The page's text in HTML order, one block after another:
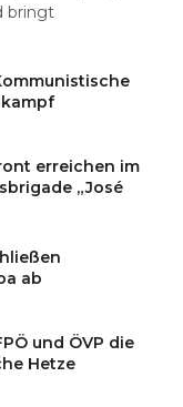
bringt
erreichen im
„José
ab
und ÖVP die
Hetze